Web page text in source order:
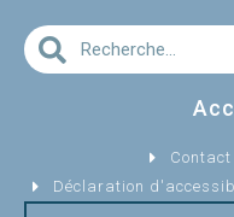
Contact
Déclaration